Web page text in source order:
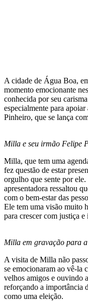
A cidade de Água Boa,
momento emocionante
conhecida por seu
especialmente para
Pinheiro, que se lança
Milla e seu irmão Felipe
Milla, que tem uma
fez questão de estar
orgulho que sente por
apresentadora ressaltou
com o bem-estar das
Ele tem uma visão muito
para crescer com justiça e
Milla em gravação para
A visita de Milla não
se emocionaram ao vê-la
velhos amigos e ouvindo
reforçando a importância
como uma eleição.